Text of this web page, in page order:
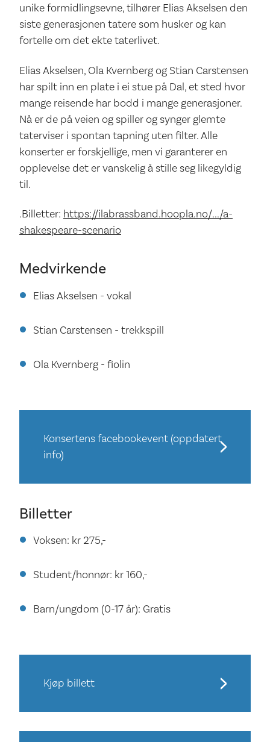
unike formidlingsevne, tilhører Elias Akselsen den
siste generasjonen tatere som husker og kan
fortelle om det ekte taterlivet.
Elias Akselsen, Ola Kvernberg og Stian Carstensen
har spilt inn en plate i ei stue på Dal, et sted hvor
mange reisende har bodd i mange generasjoner.
Nå er de på veien og spiller og synger glemte
taterviser i spontan tapning uten filter. Alle
konserter er forskjellige, men vi garanterer en
opplevelse det er vanskelig å stille seg likegyldig
til.
.Billetter: https://ilabrassband.hoopla.no/.../a-
shakespeare-scenario
Medvirkende
Elias Akselsen - vokal
Stian Carstensen - trekkspill
Ola Kvernberg - fiolin
Konsertens facebookevent (oppdatert
info)
Billetter
Voksen: kr 275,-
Student/honnør: kr 160,-
Barn/ungdom (0-17 år): Gratis
Kjøp billett